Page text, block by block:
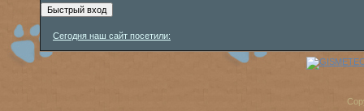
Сегодня наш сайт посетили: